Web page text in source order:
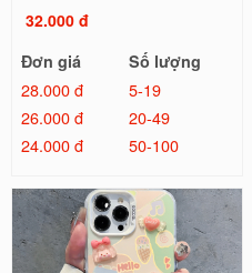
32.000 đ
Đơn giá
Số lượng
28.000 đ
5-19
26.000 đ
20-49
24.000 đ
50-100